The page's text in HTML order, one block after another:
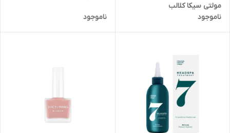
مولتی سیکا کلالب
ناموجود
ناموجود